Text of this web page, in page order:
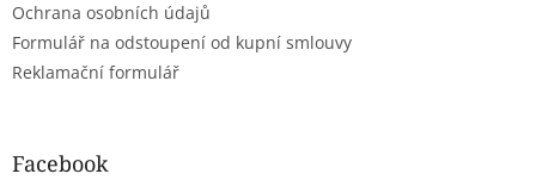
Ochrana osobních údajů
Formulář na odstoupení od kupní smlouvy
Reklamační formulář
Facebook